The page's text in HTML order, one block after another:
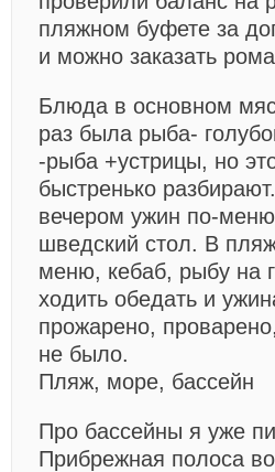
пляжном буфете за
и можно заказать
Блюда в основном
раз была рыба-
-рыба +устрицы, но
быстренько
вечером ужин по-
шведский стол. В
меню, кебаб, рыбу на
ходить обедать и
прожарено,
не было.
Пляж, море, бассейн
Про бассейны я уже
Прибрежная полоса